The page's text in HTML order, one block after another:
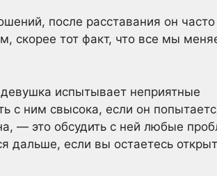
после расставания он часто
скорее тот факт, что все мы
испытывает неприятные
с ним свысока, если он
— это обсудить с ней любые
дальше, если вы остаетесь